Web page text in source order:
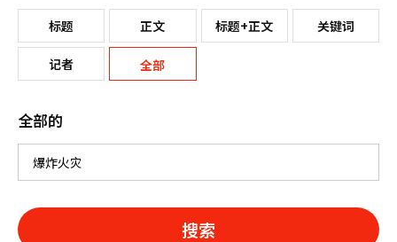
标题 正文 标题+正文 关键词
记者 全部
全部的
搜索